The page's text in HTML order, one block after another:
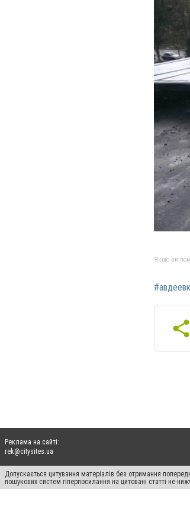
Якщо ви
Реклама на сайті:
rek@citysites.ua
Допускається цитування матеріалів без отримання
пошукових систем гіперпосилання на цитовані статті не